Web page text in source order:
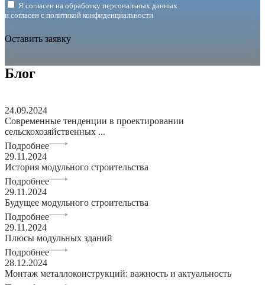
Я согласен на обработку персональных данных
и согласен с политикой конфиденциальности
Оставить заявку
Блог
24.09.2024
Современные тенденции в проектировании
сельскохозяйственных ...
Подробнее
29.11.2024
История модульного строительства
Подробнее
29.11.2024
Будущее модульного строительства
Подробнее
29.11.2024
Плюсы модульных зданий
Подробнее
28.12.2024
Монтаж металлоконструкций: важность и актуальность